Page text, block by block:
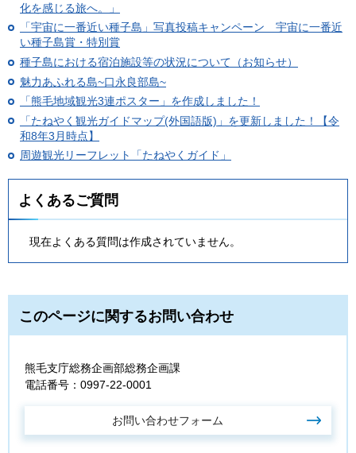
化を感じる旅へ。」
「宇宙に一番近い種子島」写真投稿キャンペーン 宇宙に一番近
い種子島賞・特別賞
種子島における宿泊施設等の状況について（お知らせ）
魅力あふれる島~口永良部島~
「熊毛地域観光3連ポスター」を作成しました！
「たねやく観光ガイドマップ(外国語版)」を更新しました！【令
和8年3月時点】
周遊観光リーフレット「たねやくガイド」
よくあるご質問
現在よくある質問は作成されていません。
このページに関するお問い合わせ
熊毛支庁総務企画部総務企画課
電話番号：0997-22-0001